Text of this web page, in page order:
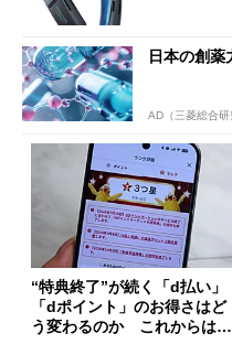
日本の創
AD（三菱総合研
“特典終了”が続く「d払い」
「dポイント」のお得さはど
う変わるのか これからは